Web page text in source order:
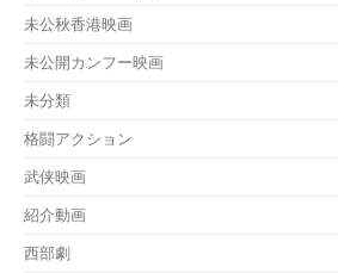
未公秋香港映画
未公開カンフー映画
未分類
格闘アクション
武侠映画
紹介動画
西部劇